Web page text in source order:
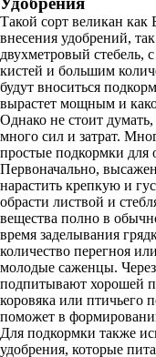
Такой сорт великан как
внесения удобрений,
двухметровый стебель,
кистей и большим
будут вноситься
вырастет мощным и
Однако не стоит
много сил и затрат.
простые подкормки для
Первоначально,
нарастить крепкую и
обрасти листвой и
вещества полно в
время заделывания
количество перегноя
молодые саженцы.
подпитывают хорошей
коровяка или птичьего
поможет в
Для подкормки также
удобрения, которые